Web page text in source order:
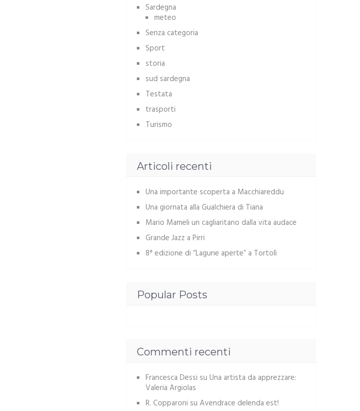
Sardegna
meteo
Senza categoria
Sport
storia
sud sardegna
Testata
trasporti
Turismo
Articoli recenti
Una importante scoperta a Macchiareddu
Una giornata alla Gualchiera di Tiana
Mario Mameli un cagliaritano dalla vita audace
Grande Jazz a Pirri
8° edizione di “Lagune aperte” a Tortolì
Popular Posts
Commenti recenti
Francesca Dessi su Una artista da apprezzare:
Valeria Argiolas
R. Copparoni su Avendrace delenda est!